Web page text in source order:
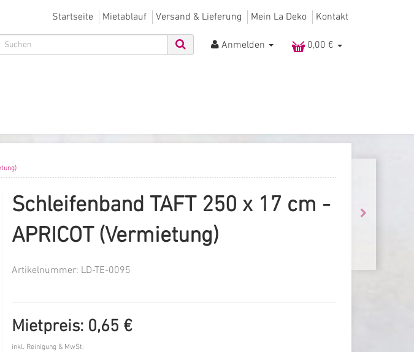
Startseite Mietablauf Versand & Lieferung Mein La Deko Kontakt
Anmelden 0,00 €
Schleifenband TAFT 250 x 17 cm -
APRICOT (Vermietung)
Artikelnummer: LD-TE-0095
Mietpreis: 0,65 €
inkl. Reinigung & MwSt.